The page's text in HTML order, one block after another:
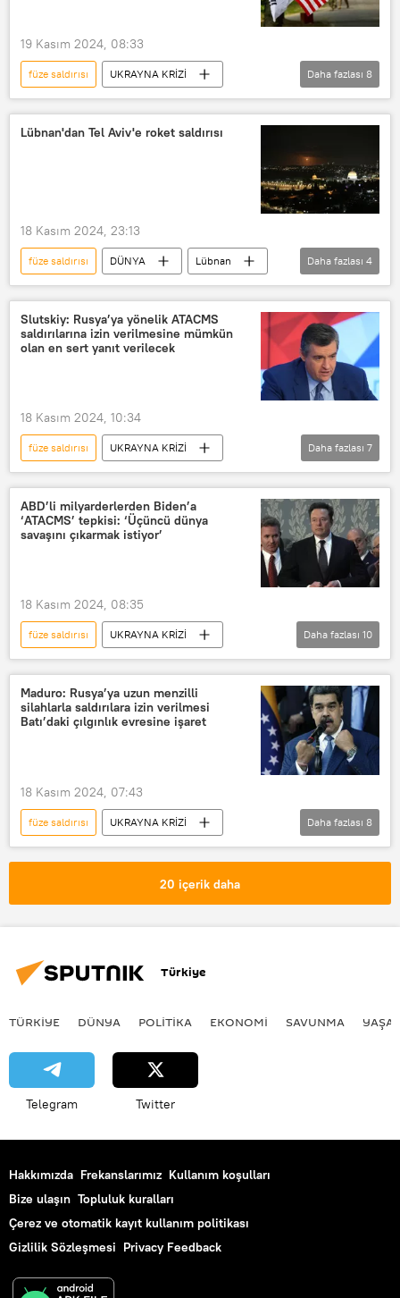
The New York Times (NYT)
Dmitriy Peskov
Vladimir Putin
NATO
Savaş
19 Kasım 2024, 08:33
füze saldırısı
UKRAYNA KRİZİ
Güney Kore
ABD
Ukrayna
Rusya
uzun menzilli füze
Daha fazlası 8
Lübnan'dan Tel Aviv'e roket saldırısı
18 Kasım 2024, 23:13
füze saldırısı DÜNYA
Lübnan
İsrail
Son dakika
Füze
Roket
Daha fazlası 4
Slutskiy: Rusya’ya yönelik ATACMS
saldırılarına izin verilmesine mümkün
olan en sert yanıt verilecek
18 Kasım 2024, 10:34
füze saldırısı
UKRAYNA KRİZİ
Rusya
Leonid Slutskiy
ABD
Ukrayna
ATACMS
uzun menzilli füze
New York Times
Daha fazlası 7
ABD’li milyarderlerden Biden’a
‘ATACMS’ tepkisi: ‘Üçüncü dünya
savaşını çıkarmak istiyor’
18 Kasım 2024, 08:35
füze saldırısı
UKRAYNA KRİZİ
ABD
Elon Musk
Jeffrey Sachs
Joe Biden
Ukrayna
uzun menzilli füze
Vladimir Putin
Daha fazlası 10
Maduro: Rusya’ya uzun menzilli
silahlarla saldırılara izin verilmesi
Batı’daki çılgınlık evresine işaret
18 Kasım 2024, 07:43
füze saldırısı
UKRAYNA KRİZİ
Rusya
Ukrayna
ABD
ATACMS
Venezüella
Nicolas Maduro
Donald Trump
Daha fazlası 8
20 içerik daha
Türkiye
TÜRKIYE DÜNYA POLİTİKA EKONOMİ SAVUNMA
Telegram Twitter
Hakkımızda Frekanslarımız Kullanım koşulları
Bize ulaşın Topluluk kuralları
Çerez ve otomatik kayıt kullanım politikası
Gizlilik Sözleşmesi Privacy Feedback